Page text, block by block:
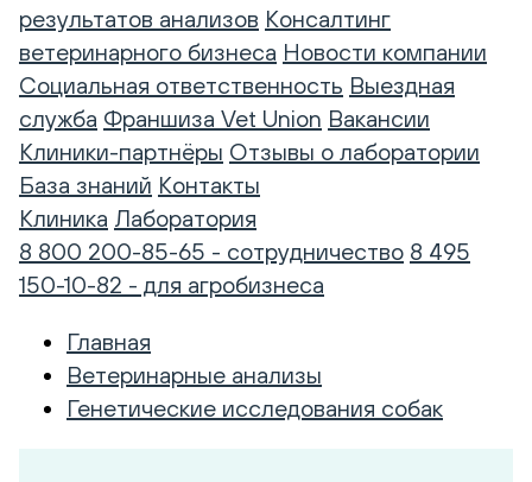
результатов анализов Консалтинг
ветеринарного бизнеса Новости компании
Социальная ответственность Выездная
служба Франшиза Vet Union Вакансии
Клиники-партнёры Отзывы о лаборатории
База знаний Контакты
Клиника Лаборатория
8 800 200-85-65 - сотрудничество 8 495
150-10-82 - для агробизнеса
Главная
Ветеринарные анализы
Генетические исследования собак